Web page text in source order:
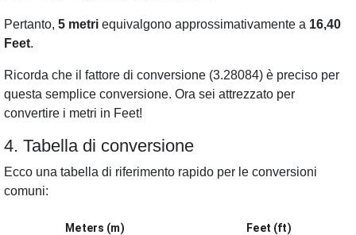
Pertanto, 5 metri equivalgono approssimativamente a 16,40
Feet.
Ricorda che il fattore di conversione (3.28084) è preciso per
questa semplice conversione. Ora sei attrezzato per
convertire i metri in Feet!
4. Tabella di conversione
Ecco una tabella di riferimento rapido per le conversioni
comuni:
Meters (m) Feet (ft)